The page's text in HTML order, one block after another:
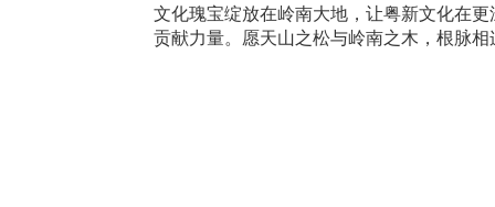
文化瑰宝绽放在岭南大地，让粤新文化在
贡献力量。愿天山之松与岭南之木，根脉